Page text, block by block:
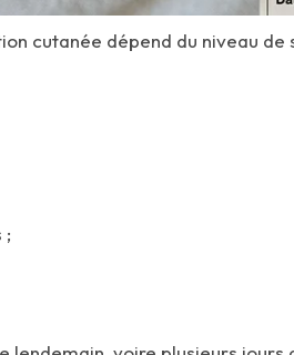
cutanée dépend du niveau
;